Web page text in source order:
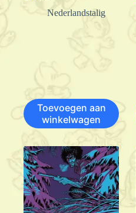
Nederlandstalig
Toevoegen aan
winkelwagen